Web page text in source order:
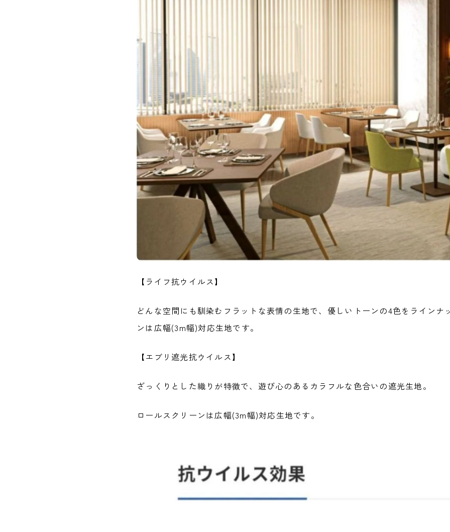
【ライフ抗ウイルス】
どんな空間にも馴染むフラットな表情の生地で、優しいトーンの4色をラインナ
ンは広幅(3m幅)対応生地です。
【エブリ遮光抗ウイルス】
ざっくりとした織りが特徴で、遊び心のあるカラフルな色合いの遮光生地。
ロールスクリーンは広幅(3m幅)対応生地です。